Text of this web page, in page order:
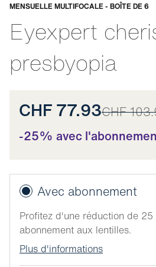
MENSUELLE MULTIFOCALE - BOÎTE DE 6
Eyexpert
presbyopia
Adaptable
CHF 77.93CHF
-25% avec
Avec abonnement
Profitez d'une réduction de
abonnement aux lentilles.
Plus d'informations